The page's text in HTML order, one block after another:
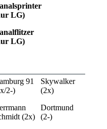
LG)
LG)
91
2-)
(2x)
Skywalker
(2x)
Dortmund
(2-)